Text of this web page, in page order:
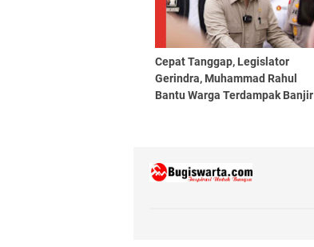
Cepat Tanggap, Legislator
Gerindra, Muhammad Rahul
Bantu Warga Terdampak Banjir